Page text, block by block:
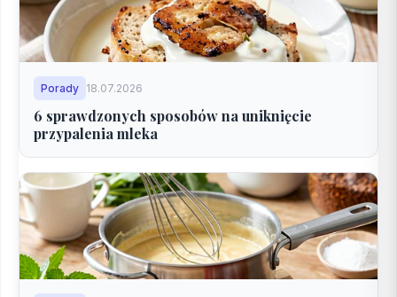
Porady 18.07.2026
6 sprawdzonych sposobów na uniknięcie
przypalenia mleka